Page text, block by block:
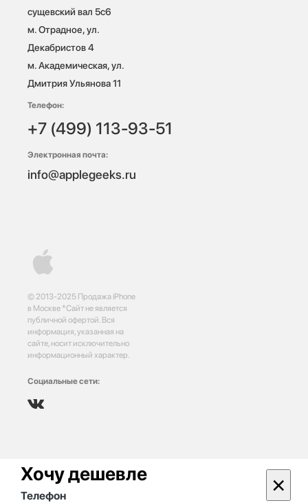
© 2013-2025 Продажа iPhone
в Москве *Сайт не является
публичной офертой. Вся
информация, указанная на
сайте, носит исключительно
информационный характер.
Социальные сети:
сущевский вал 5с6
м. Отрадное, ул.
Декабристов 4
м. Академическая, ул.
Дмитрия Ульянова 11
Телефон:
+7 (499) 113-93-51
Электронная почта:
info@applegeeks.ru
Хочу дешевле ×
Телефон